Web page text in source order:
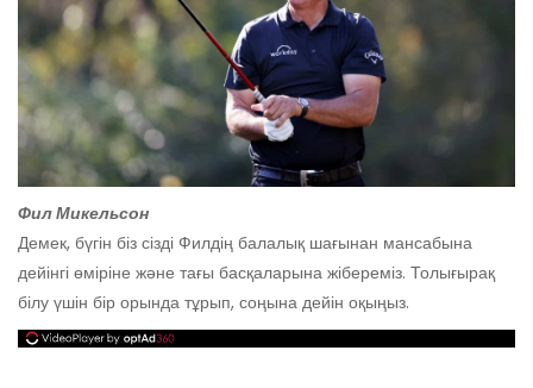
Фил Микельсон
Демек, бүгін біз сізді Филдің балалық шағынан мансабына
дейінгі өміріне және тағы басқаларына жібереміз. Толығырақ
білу үшін бір орында тұрып, соңына дейін оқыңыз.